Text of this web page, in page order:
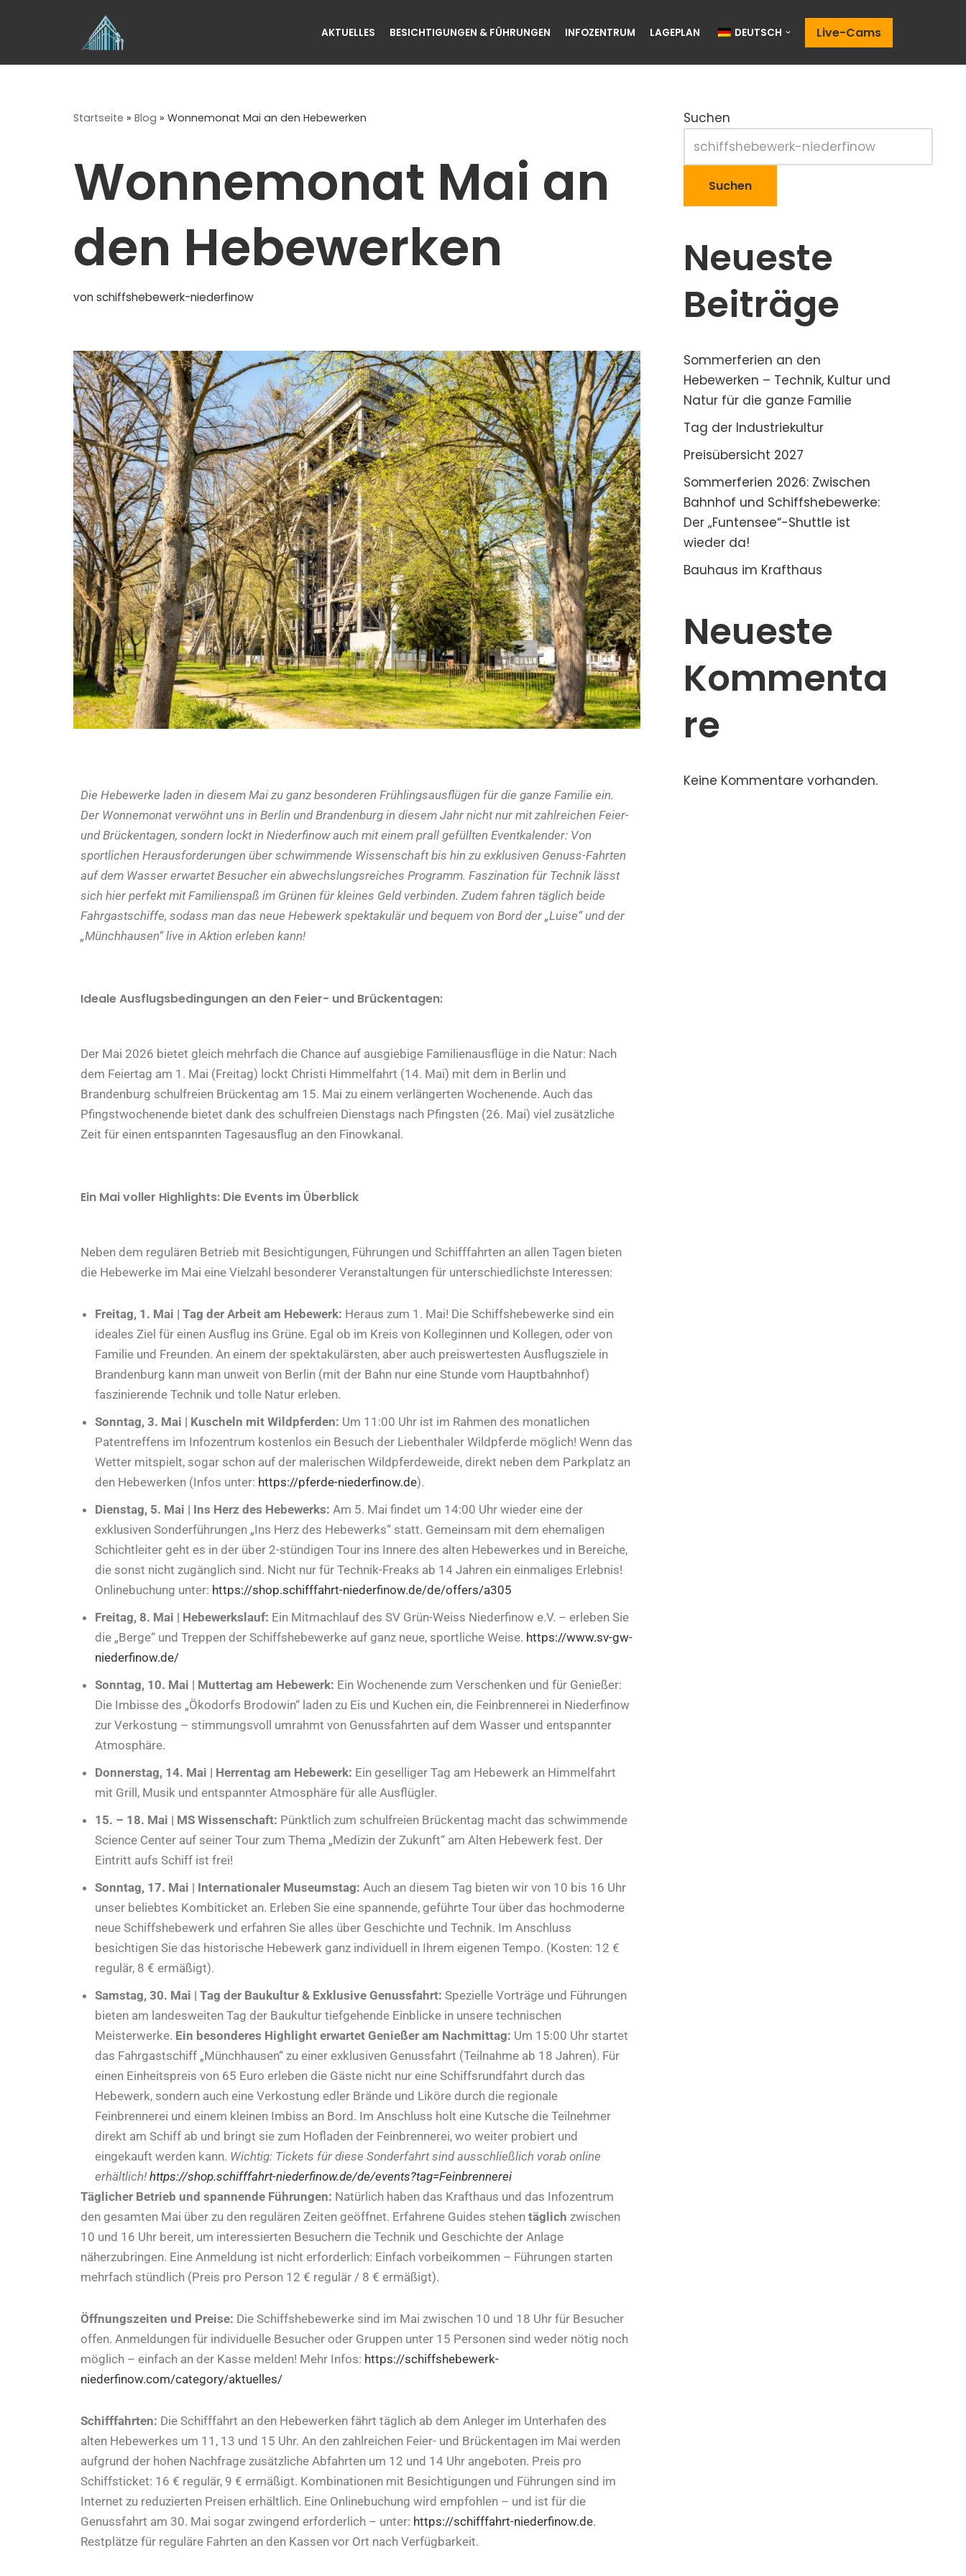
Inhalt
AKTUELLES BESICHTIGUNGEN & FÜHRUNGEN INFOZENTRUM LAGEPLAN DEUTSCH Live-Cams
Startseite » Blog » Wonnemonat Mai an den Hebewerken
Wonnemonat Mai an
den Hebewerken
von schiffshebewerk-niederfinow
Die Hebewerke laden in diesem Mai zu ganz besonderen Frühlingsausflügen für die ganze Familie ein.
Der Wonnemonat verwöhnt uns in Berlin und Brandenburg in diesem Jahr nicht nur mit zahlreichen Feier-
und Brückentagen, sondern lockt in Niederfinow auch mit einem prall gefüllten Eventkalender: Von
sportlichen Herausforderungen über schwimmende Wissenschaft bis hin zu exklusiven Genuss-Fahrten
auf dem Wasser erwartet Besucher ein abwechslungsreiches Programm. Faszination für Technik lässt
sich hier perfekt mit Familienspaß im Grünen für kleines Geld verbinden. Zudem fahren täglich beide
Fahrgastschiffe, sodass man das neue Hebewerk spektakulär und bequem von Bord der „Luise“ und der
„Münchhausen“ live in Aktion erleben kann!
Ideale Ausflugsbedingungen an den Feier- und Brückentagen:
Der Mai 2026 bietet gleich mehrfach die Chance auf ausgiebige Familienausflüge in die Natur: Nach
dem Feiertag am 1. Mai (Freitag) lockt Christi Himmelfahrt (14. Mai) mit dem in Berlin und
Brandenburg schulfreien Brückentag am 15. Mai zu einem verlängerten Wochenende. Auch das
Pfingstwochenende bietet dank des schulfreien Dienstags nach Pfingsten (26. Mai) viel zusätzliche
Zeit für einen entspannten Tagesausflug an den Finowkanal.
Ein Mai voller Highlights: Die Events im Überblick
Neben dem regulären Betrieb mit Besichtigungen, Führungen und Schifffahrten an allen Tagen bieten
die Hebewerke im Mai eine Vielzahl besonderer Veranstaltungen für unterschiedlichste Interessen:
Freitag, 1. Mai | Tag der Arbeit am Hebewerk: Heraus zum 1. Mai! Die Schiffshebewerke sind ein
ideales Ziel für einen Ausflug ins Grüne. Egal ob im Kreis von Kolleginnen und Kollegen, oder von
Familie und Freunden. An einem der spektakulärsten, aber auch preiswertesten Ausflugsziele in
Brandenburg kann man unweit von Berlin (mit der Bahn nur eine Stunde vom Hauptbahnhof)
faszinierende Technik und tolle Natur erleben.
Sonntag, 3. Mai | Kuscheln mit Wildpferden: Um 11:00 Uhr ist im Rahmen des monatlichen
Patentreffens im Infozentrum kostenlos ein Besuch der Liebenthaler Wildpferde möglich! Wenn das
Wetter mitspielt, sogar schon auf der malerischen Wildpferdeweide, direkt neben dem Parkplatz an
den Hebewerken (Infos unter: https://pferde-niederfinow.de).
Dienstag, 5. Mai | Ins Herz des Hebewerks: Am 5. Mai findet um 14:00 Uhr wieder eine der
exklusiven Sonderführungen „Ins Herz des Hebewerks“ statt. Gemeinsam mit dem ehemaligen
Schichtleiter geht es in der über 2-stündigen Tour ins Innere des alten Hebewerkes und in Bereiche,
die sonst nicht zugänglich sind. Nicht nur für Technik-Freaks ab 14 Jahren ein einmaliges Erlebnis!
Onlinebuchung unter: https://shop.schifffahrt-niederfinow.de/de/offers/a305
Freitag, 8. Mai | Hebewerkslauf: Ein Mitmachlauf des SV Grün-Weiss Niederfinow e.V. – erleben Sie
die „Berge“ und Treppen der Schiffshebewerke auf ganz neue, sportliche Weise. https://www.sv-gw-
niederfinow.de/
Sonntag, 10. Mai | Muttertag am Hebewerk: Ein Wochenende zum Verschenken und für Genießer:
Die Imbisse des „Ökodorfs Brodowin“ laden zu Eis und Kuchen ein, die Feinbrennerei in Niederfinow
zur Verkostung – stimmungsvoll umrahmt von Genussfahrten auf dem Wasser und entspannter
Atmosphäre.
Donnerstag, 14. Mai | Herrentag am Hebewerk: Ein geselliger Tag am Hebewerk an Himmelfahrt
mit Grill, Musik und entspannter Atmosphäre für alle Ausflügler.
15. – 18. Mai | MS Wissenschaft: Pünktlich zum schulfreien Brückentag macht das schwimmende
Science Center auf seiner Tour zum Thema „Medizin der Zukunft“ am Alten Hebewerk fest. Der
Eintritt aufs Schiff ist frei!
Sonntag, 17. Mai | Internationaler Museumstag: Auch an diesem Tag bieten wir von 10 bis 16 Uhr
unser beliebtes Kombiticket an. Erleben Sie eine spannende, geführte Tour über das hochmoderne
neue Schiffshebewerk und erfahren Sie alles über Geschichte und Technik. Im Anschluss
besichtigen Sie das historische Hebewerk ganz individuell in Ihrem eigenen Tempo. (Kosten: 12 €
regulär, 8 € ermäßigt).
Samstag, 30. Mai | Tag der Baukultur & Exklusive Genussfahrt: Spezielle Vorträge und Führungen
bieten am landesweiten Tag der Baukultur tiefgehende Einblicke in unsere technischen
Meisterwerke. Ein besonderes Highlight erwartet Genießer am Nachmittag: Um 15:00 Uhr startet
das Fahrgastschiff „Münchhausen“ zu einer exklusiven Genussfahrt (Teilnahme ab 18 Jahren). Für
einen Einheitspreis von 65 Euro erleben die Gäste nicht nur eine Schiffsrundfahrt durch das
Hebewerk, sondern auch eine Verkostung edler Brände und Liköre durch die regionale
Feinbrennerei und einem kleinen Imbiss an Bord. Im Anschluss holt eine Kutsche die Teilnehmer
direkt am Schiff ab und bringt sie zum Hofladen der Feinbrennerei, wo weiter probiert und
eingekauft werden kann. Wichtig: Tickets für diese Sonderfahrt sind ausschließlich vorab online
erhältlich! https://shop.schifffahrt-niederfinow.de/de/events?tag=Feinbrennerei
Täglicher Betrieb und spannende Führungen: Natürlich haben das Krafthaus und das Infozentrum
den gesamten Mai über zu den regulären Zeiten geöffnet. Erfahrene Guides stehen täglich zwischen
10 und 16 Uhr bereit, um interessierten Besuchern die Technik und Geschichte der Anlage
näherzubringen. Eine Anmeldung ist nicht erforderlich: Einfach vorbeikommen – Führungen starten
mehrfach stündlich (Preis pro Person 12 € regulär / 8 € ermäßigt).
Öffnungszeiten und Preise: Die Schiffshebewerke sind im Mai zwischen 10 und 18 Uhr für Besucher
offen. Anmeldungen für individuelle Besucher oder Gruppen unter 15 Personen sind weder nötig noch
möglich – einfach an der Kasse melden! Mehr Infos: https://schiffshebewerk-
niederfinow.com/category/aktuelles/
Schifffahrten: Die Schifffahrt an den Hebewerken fährt täglich ab dem Anleger im Unterhafen des
alten Hebewerkes um 11, 13 und 15 Uhr. An den zahlreichen Feier- und Brückentagen im Mai werden
aufgrund der hohen Nachfrage zusätzliche Abfahrten um 12 und 14 Uhr angeboten. Preis pro
Schiffsticket: 16 € regulär, 9 € ermäßigt. Kombinationen mit Besichtigungen und Führungen sind im
Internet zu reduzierten Preisen erhältlich. Eine Onlinebuchung wird empfohlen – und ist für die
Genussfahrt am 30. Mai sogar zwingend erforderlich – unter: https://schifffahrt-niederfinow.de.
Restplätze für reguläre Fahrten an den Kassen vor Ort nach Verfügbarkeit.
Suchen
Suchen
Neueste
Beiträge
Sommerferien an den
Hebewerken – Technik, Kultur und
Natur für die ganze Familie
Tag der Industriekultur
Preisübersicht 2027
Sommerferien 2026: Zwischen
Bahnhof und Schiffshebewerke:
Der „Funtensee“-Shuttle ist
wieder da!
Bauhaus im Krafthaus
Neueste
Kommenta
re
Keine Kommentare vorhanden.